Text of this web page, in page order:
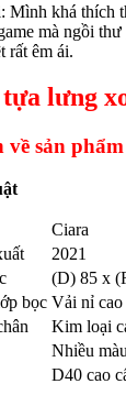
khá thích
mà ngồi thư
rất êm ái.
lưng
về sản phẩm
Ciara
2021
(D) 85 x
bọc Vải nỉ cao
Kim loại
Nhiều
D40 cao